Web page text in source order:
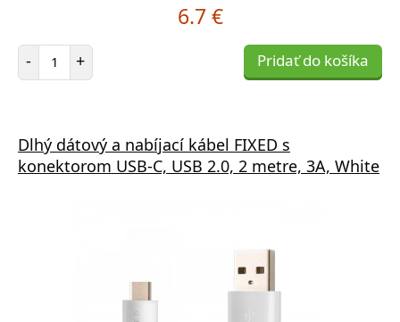
6.7 €
- Počet položiek
+ Pridať do košíka
Dlhý dátový a nabíjací kábel FIXED s
konektorom USB-C, USB 2.0, 2 metre, 3A, White